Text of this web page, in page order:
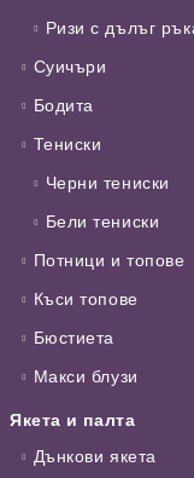
Ризи с дълъг
Суичъри
Бодита
Тениски
Черни тениски
Бели тениски
Потници и топове
Къси топове
Бюстиета
Макси блузи
Якета и палта
Дънкови якета